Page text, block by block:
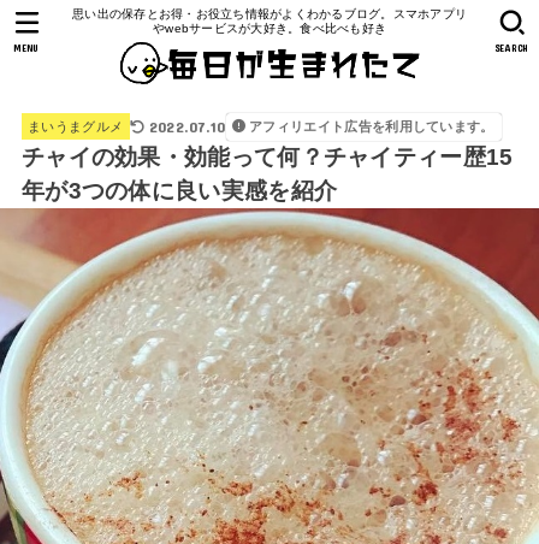
思い出の保存とお得・お役立ち情報がよくわかるブログ。スマホアプリ
やwebサービスが大好き。食べ比べも好き
SEARCH
MENU
まいうまグルメ 2022.07.10 アフィリエイト広告を利用しています。
チャイの効果・効能って何？チャイティー歴15
年が3つの体に良い実感を紹介